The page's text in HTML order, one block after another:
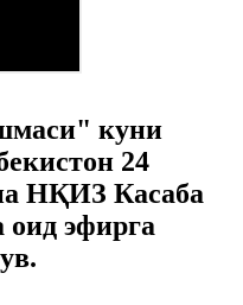
куни
24
НҚИЗ Касаба
эфирга